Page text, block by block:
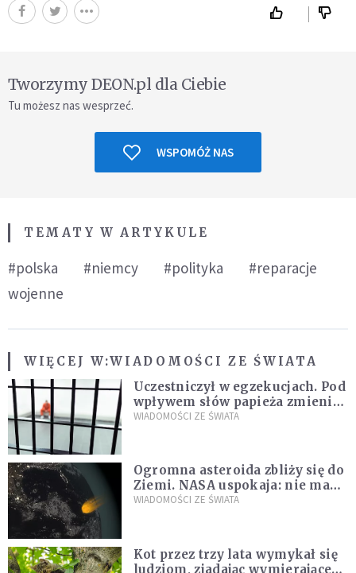
Tworzymy DEON.pl dla Ciebie
Tu możesz nas wesprzeć.
WSPOMÓŻ NAS
TEMATY W ARTYKULE
#polska #niemcy #polityka
#reparacje
wojenne
WIĘCEJ W:WIADOMOŚCI ZE ŚWIATA
Uczestniczył w egzekucjach. Pod
wpływem słów papieża zmienił
zdanie
WIADOMOŚCI ZE ŚWIATA
Ogromna asteroida zbliży się do
Ziemi. NASA uspokaja: nie ma
zagrożenia
WIADOMOŚCI ZE ŚWIATA
Kot przez trzy lata wymykał się
ludziom, zjadając wymierające